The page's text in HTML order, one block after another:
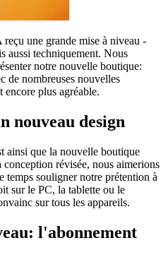
reçu une grande mise à niveau -
aussi techniquement. Nous
notre nouvelle boutique:
de nombreuses nouvelles
plus agréable.
nouveau design
ainsi que la nouvelle boutique
révisée, nous aimerions
temps souligner notre prétention à
sur le PC, la tablette ou le
sur tous les appareils.
l'abonnement